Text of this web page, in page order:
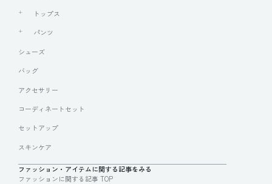
トップス
パンツ
シューズ
バッグ
アクセサリー
コーディネートセット
セットアップ
スキンケア
ファッション・アイテムに関する記事をみる
ファッションに関する記事 TOP